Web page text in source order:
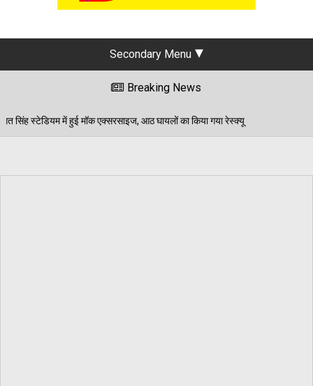
Secondary Menu
Breaking News
आठ घायलों का किया गया रेस्क्यू 06/08/2026 पेड़ जन्म से मरण तक